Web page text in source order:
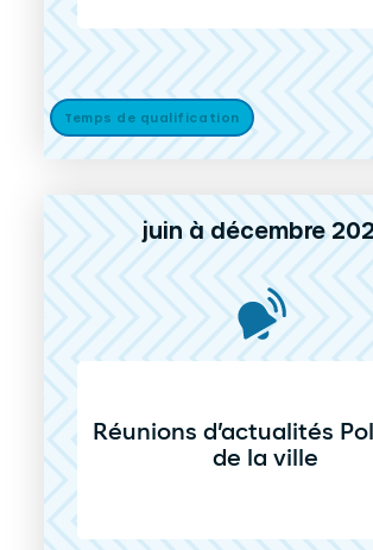
Temps de qualification
juin à décembre
Réunions d’actualités
de la ville